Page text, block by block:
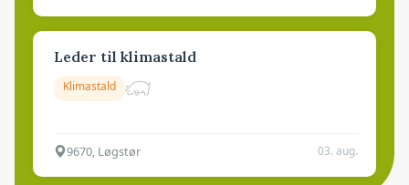
Leder til klimastald
Klimastald
9670, Løgstør 03. aug.